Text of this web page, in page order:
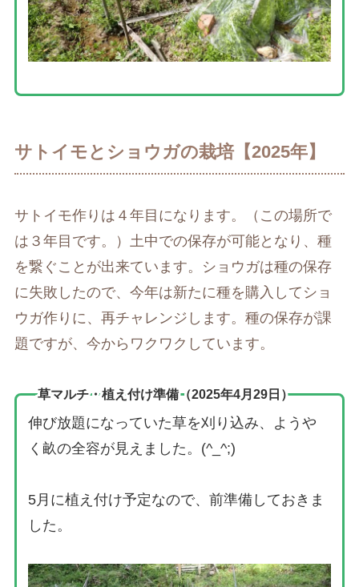
サトイモとショウガの栽培【2025年】
サトイモ作りは４年目になります。（この場所で
は３年目です。）土中での保存が可能となり、種
を繋ぐことが出来ています。ショウガは種の保存
に失敗したので、今年は新たに種を購入してショ
ウガ作りに、再チャレンジします。種の保存が課
題ですが、今からワクワクしています。
草マルチ・植え付け準備（2025年4月29日）
伸び放題になっていた草を刈り込み、ようや
く畝の全容が見えました。(^_^;)
5月に植え付け予定なので、前準備しておきま
した。